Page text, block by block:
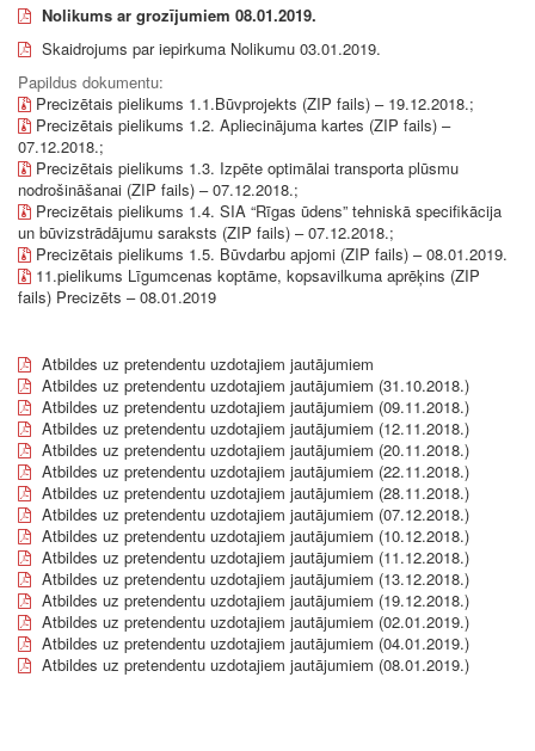
Nolikums ar grozījumiem 08.01.2019.
Skaidrojums par iepirkuma Nolikumu 03.01.2019.
Papildus dokumentu:
Precizētais pielikums 1.1.Būvprojekts (ZIP fails) – 19.12.2018.;
Precizētais pielikums 1.2. Apliecinājuma kartes (ZIP fails) –
07.12.2018.;
Precizētais pielikums 1.3. Izpēte optimālai transporta plūsmu
nodrošināšanai (ZIP fails) – 07.12.2018.;
Precizētais pielikums 1.4. SIA “Rīgas ūdens” tehniskā specifikācija
un būvizstrādājumu saraksts (ZIP fails) – 07.12.2018.;
Precizētais pielikums 1.5. Būvdarbu apjomi (ZIP fails) – 08.01.2019.
11.pielikums Līgumcenas koptāme, kopsavilkuma aprēķins (ZIP
fails) Precizēts – 08.01.2019
Atbildes uz pretendentu uzdotajiem jautājumiem
Atbildes uz pretendentu uzdotajiem jautājumiem (31.10.2018.)
Atbildes uz pretendentu uzdotajiem jautājumiem (09.11.2018.)
Atbildes uz pretendentu uzdotajiem jautājumiem (12.11.2018.)
Atbildes uz pretendentu uzdotajiem jautājumiem (20.11.2018.)
Atbildes uz pretendentu uzdotajiem jautājumiem (22.11.2018.)
Atbildes uz pretendentu uzdotajiem jautājumiem (28.11.2018.)
Atbildes uz pretendentu uzdotajiem jautājumiem (07.12.2018.)
Atbildes uz pretendentu uzdotajiem jautājumiem (10.12.2018.)
Atbildes uz pretendentu uzdotajiem jautājumiem (11.12.2018.)
Atbildes uz pretendentu uzdotajiem jautājumiem (13.12.2018.)
Atbildes uz pretendentu uzdotajiem jautājumiem (19.12.2018.)
Atbildes uz pretendentu uzdotajiem jautājumiem (02.01.2019.)
Atbildes uz pretendentu uzdotajiem jautājumiem (04.01.2019.)
Atbildes uz pretendentu uzdotajiem jautājumiem (08.01.2019.)